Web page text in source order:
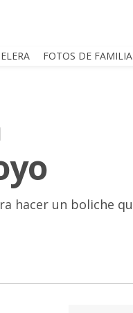
FOTOS DE FAMILIA
hacer un boliche